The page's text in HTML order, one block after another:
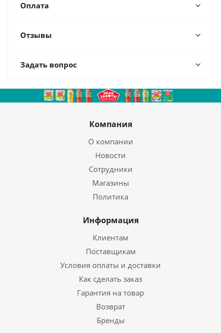
Оплата
Отзывы
Задать вопрос
Компания
О компании
Новости
Сотрудники
Магазины
Политика
Информация
Клиентам
Поставщикам
Условия оплаты и доставки
Как сделать заказ
Гарантия на товар
Возврат
Бренды